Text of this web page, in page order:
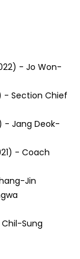
- Jo Won-
- Section Chief
- Jang Deok-
- Coach
Jin
Sung